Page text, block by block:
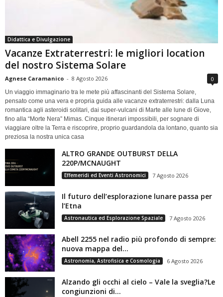
Didattica e Divulgazione
Vacanze Extraterrestri: le migliori location
del nostro Sistema Solare
Agnese Caramanico - 8 Agosto 2026 0
Un viaggio immaginario tra le mete più affascinanti del Sistema Solare,
pensato come una vera e propria guida alle vacanze extraterrestri: dalla Luna
romantica agli asteroidi solitari, dai super-vulcani di Marte alle lune di Giove,
fino alla “Morte Nera” Mimas. Cinque itinerari impossibili, per sognare di
viaggiare oltre la Terra e riscoprire, proprio guardandola da lontano, quanto sia
preziosa la nostra unica casa
ALTRO GRANDE OUTBURST DELLA
220P/MCNAUGHT
Effemeridi ed Eventi Astronomici 7 Agosto 2026
Il futuro dell’esplorazione lunare passa per
l’Etna
Astronautica ed Esplorazione Spaziale 7 Agosto 2026
Abell 2255 nel radio più profondo di sempre:
nuova mappa del...
Astronomia, Astrofisica e Cosmologia 6 Agosto 2026
Alzando gli occhi al cielo – Vale la sveglia?Le
congiunzioni di...